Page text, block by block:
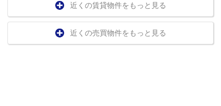
近くの賃貸物件をもっと見る
近くの売買物件をもっと見る